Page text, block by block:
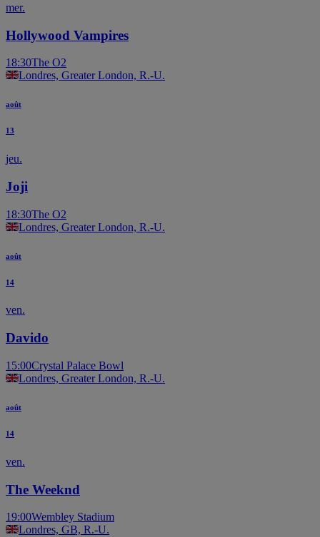
mer.
Hollywood Vampires
18:30The O2
Londres, Greater London, R.-U.
août
13
jeu.
Joji
18:30The O2
Londres, Greater London, R.-U.
août
14
ven.
Davido
15:00Crystal Palace Bowl
Londres, Greater London, R.-U.
août
14
ven.
The Weeknd
19:00Wembley Stadium
Londres, GB, R.-U.